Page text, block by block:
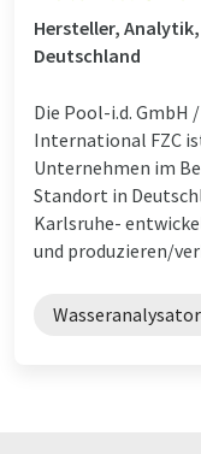
Hersteller,
Deutschland
Die Pool-i.d. GmbH
International FZC
Unternehmen im
Standort in
Karlsruhe-
und produzieren/